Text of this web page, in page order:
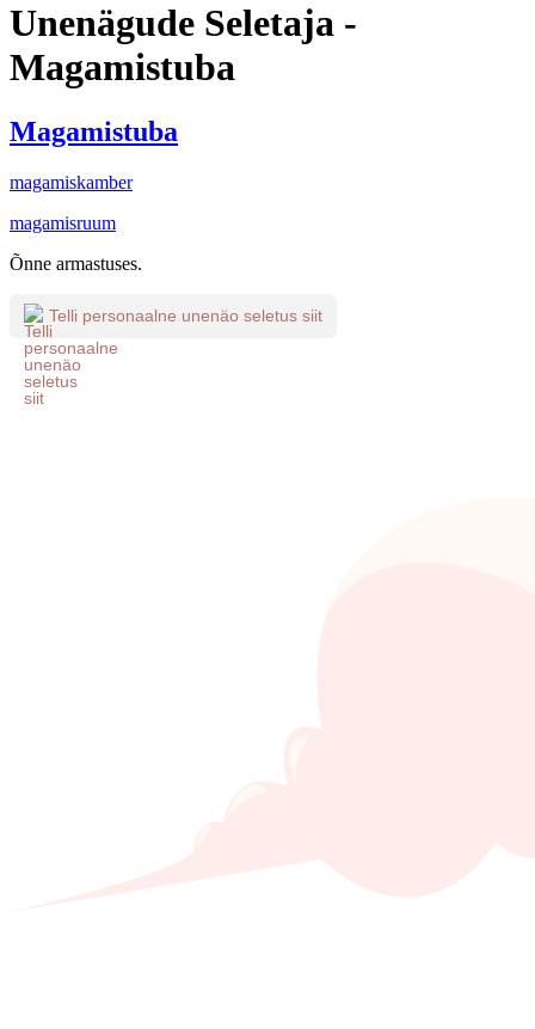
Unenägude Seletaja -
Magamistuba
Magamistuba
magamiskamber
magamisruum
Õnne armastuses.
Telli personaalne unenäo seletus siit